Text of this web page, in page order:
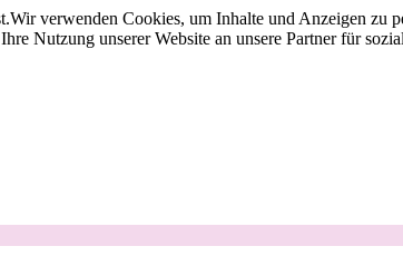
Wir verwenden Cookies, um Inhalte und Anzeigen zu
Nutzung unserer Website an unsere Partner für